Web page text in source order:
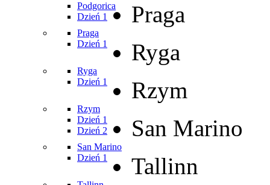
Podgorica
Dzień 1
Praga
Praga
Dzień 1
Ryga
Ryga
Dzień 1
Rzym
Rzym
Dzień 1
Dzień 2
San Marino
San Marino
Dzień 1
Tallinn